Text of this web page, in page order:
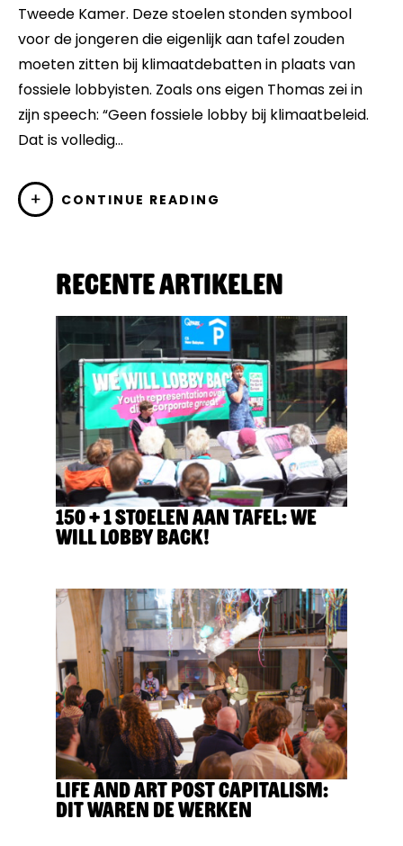
Tweede Kamer. Deze stoelen stonden symbool
voor de jongeren die eigenlijk aan tafel zouden
moeten zitten bij klimaatdebatten in plaats van
fossiele lobbyisten. Zoals ons eigen Thomas zei in
zijn speech: “Geen fossiele lobby bij klimaatbeleid.
Dat is volledig…
CONTINUE READING
Recente artikelen
150 + 1 stoelen aan tafel: We
Will Lobby Back!
Life and Art Post Capitalism:
dit waren de werken